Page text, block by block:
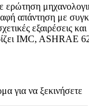
ερώτηση
απάντηση με
εξαιρέσεις
IMC, ASHRAE
για να ξεκινήσετε